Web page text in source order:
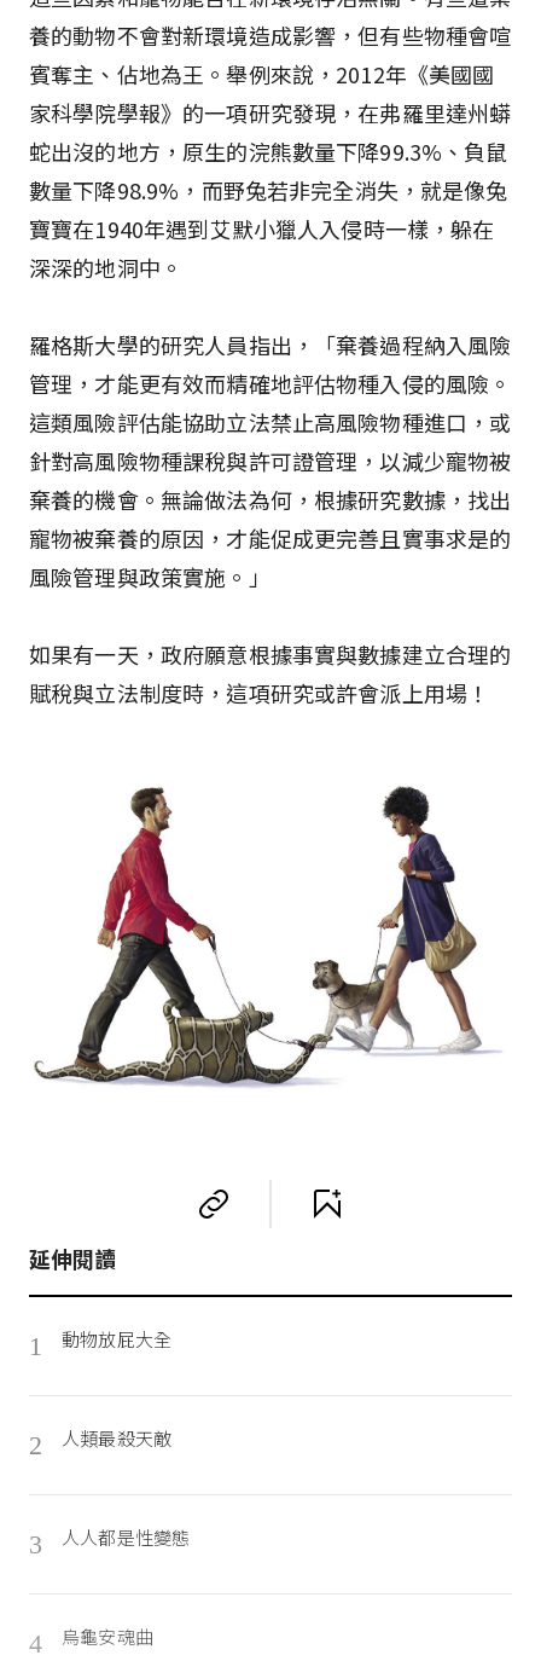
養的動物不會對新環境造成影響，但有些物種會喧
賓奪主、佔地為王。舉例來說，2012年《美國國
家科學院學報》的一項研究發現，在弗羅里達州蟒
蛇出沒的地方，原生的浣熊數量下降99.3%、負鼠
數量下降98.9%，而野兔若非完全消失，就是像兔
寶寶在1940年遇到艾默小獵人入侵時一樣，躲在
深深的地洞中。
羅格斯大學的研究人員指出，「棄養過程納入風險
管理，才能更有效而精確地評估物種入侵的風險。
這類風險評估能協助立法禁止高風險物種進口，或
針對高風險物種課稅與許可證管理，以減少寵物被
棄養的機會。無論做法為何，根據研究數據，找出
寵物被棄養的原因，才能促成更完善且實事求是的
風險管理與政策實施。」
如果有一天，政府願意根據事實與數據建立合理的
賦稅與立法制度時，這項研究或許會派上用場！
延伸閱讀
1 動物放屁大全
2 人類最殺天敵
3 人人都是性變態
4 烏龜安魂曲